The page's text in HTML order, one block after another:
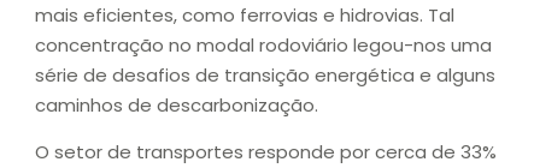
mais eficientes, como ferrovias e hidrovias. Tal
concentração no modal rodoviário legou-nos uma
série de desafios de transição energética e alguns
caminhos de descarbonização.
O setor de transportes responde por cerca de 33%